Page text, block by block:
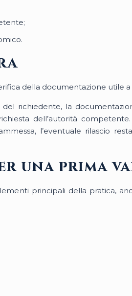
della documentazione utile
richiedente, la
dell’autorità
l’eventuale rilascio
una prima
principali della pratica,